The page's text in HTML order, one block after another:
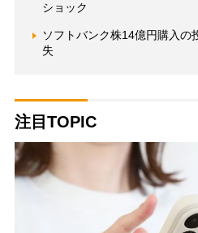
ショック
ソフトバンク株14億円購入の
失
注目TOPIC